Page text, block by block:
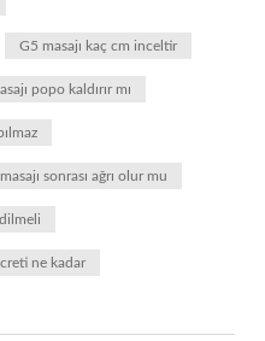
G5 masajı kaç cm inceltir
popo kaldırır mı
sonrası ağrı olur mu
ne kadar